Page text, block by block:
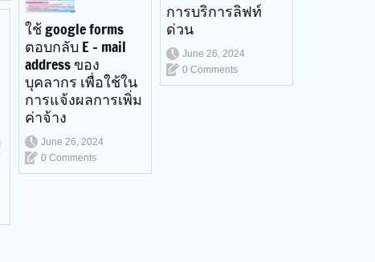
การบริการลิฟท์
ด่วน
June 26, 2024
0 Comments
ใช้ google forms
ตอบกลับ E - mail
address ของ
บุคลากร เพื่อใช้ใน
การแจ้งผลการเพิ่ม
ค่าจ้าง
June 26, 2024
0 Comments